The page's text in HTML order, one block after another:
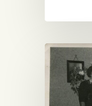
Recién
casados,
la
sala